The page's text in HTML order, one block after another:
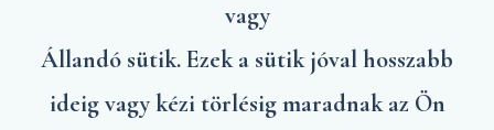
vagy
Állandó sütik. Ezek a sütik jóval hosszabb
ideig vagy kézi törlésig maradnak az Ön